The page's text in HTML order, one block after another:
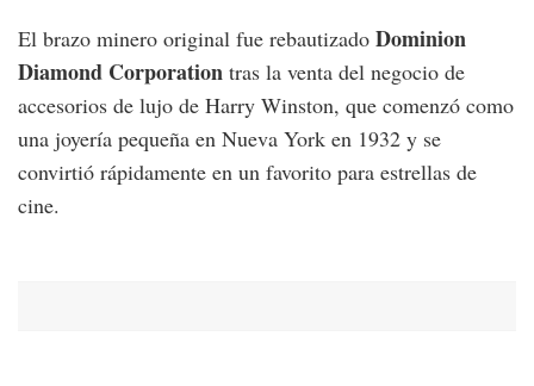
El brazo minero original fue rebautizado Dominion
Diamond Corporation tras la venta del negocio de
accesorios de lujo de Harry Winston, que comenzó como
una joyería pequeña en Nueva York en 1932 y se
convirtió rápidamente en un favorito para estrellas de
cine.